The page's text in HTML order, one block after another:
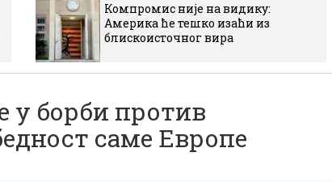
Компромис није на видику:
Америка ће тешко изаћи из
блискоисточног вира
у борби против
саме Европе